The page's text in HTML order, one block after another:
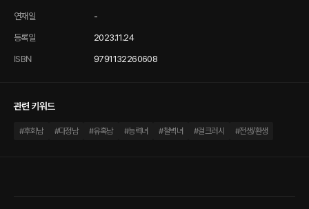
연재일 -
등록일 2023.11.24
ISBN 9791132260608
관련 키워드
#후회남 #다정남 #유혹남 #능력녀 #철벽녀 #걸크러시 #전생/환생